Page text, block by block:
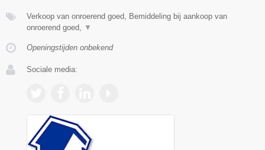
Verkoop van onroerend goed, Bemiddeling bij aankoop van
onroerend goed, ▼
Openingstijden onbekend
Sociale media: